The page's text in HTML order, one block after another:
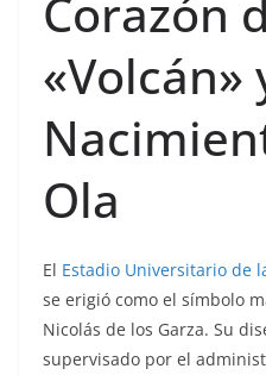
Corazón
«Volcán»
Ola
El Estadio Universitario de
se erigió como el símbolo
Nicolás de los Garza. Su
supervisado por el